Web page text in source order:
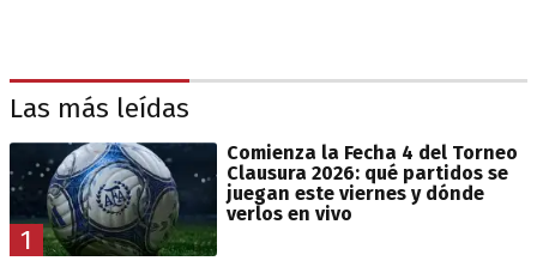
Las más leídas
1
Comienza la Fecha 4 del Torneo
Clausura 2026: qué partidos se
juegan este viernes y dónde
verlos en vivo